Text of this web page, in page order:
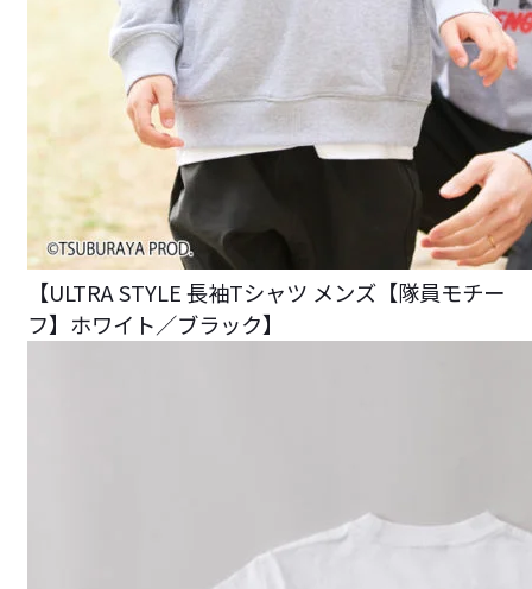
【ULTRA STYLE 長袖Tシャツ メンズ【隊員モチー
フ】ホワイト／ブラック】